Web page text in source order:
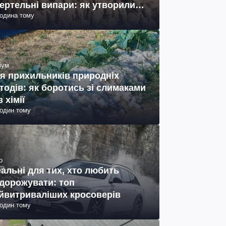
випари: як утворились
тому
прихильників природніх
як боротись зі слимаками
хімії
тому
для тих, хто любить
топ
кросоверів
тому